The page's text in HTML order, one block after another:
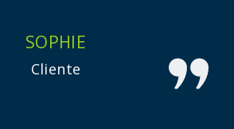
SOPHIE
Cliente